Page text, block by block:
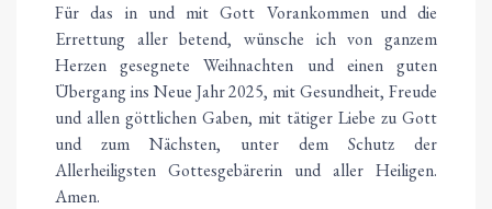
Für das in und mit Gott Vorankommen und die
Errettung aller betend, wünsche ich von ganzem
Herzen gesegnete Weihnachten und einen guten
Übergang ins Neue Jahr 2025, mit Gesundheit, Freude
und allen göttlichen Gaben, mit tätiger Liebe zu Gott
und zum Nächsten, unter dem Schutz der
Allerheiligsten Gottesgebärerin und aller Heiligen.
Amen.